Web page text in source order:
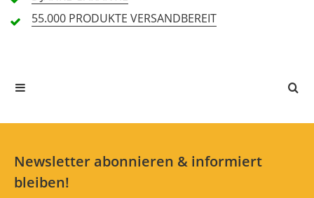
5 Sterne
55.000 PRODUKTE VERSANDBEREIT
Newsletter abonnieren & informiert
bleiben!